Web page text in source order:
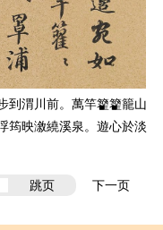
到渭川前。萬竿籊籊籠山
筠映漵繞溪泉。遊心於淡
跳页 下一页